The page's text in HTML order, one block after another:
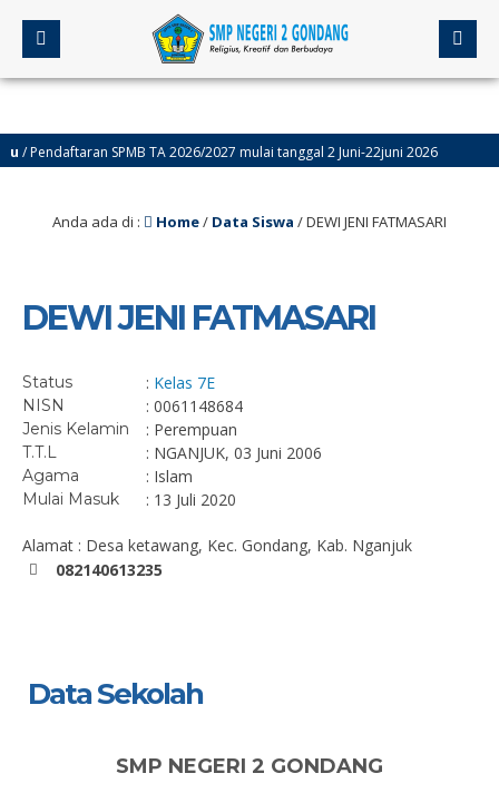
SPMB TA 2026/2027 mulai tanggal 2 Juni-22juni 2026
Anda ada di : Home/ Data Siswa /DEWI JENI FATMASARI
DEWI JENI FATMASARI
Status : Kelas 7E
NISN : 0061148684
Jenis Kelamin : Perempuan
T.T.L : NGANJUK, 03 Juni 2006
Agama : Islam
Mulai Masuk : 13 Juli 2020
Alamat : Desa ketawang, Kec. Gondang, Kab. Nganjuk
082140613235
Data Sekolah
SMP NEGERI 2 GONDANG